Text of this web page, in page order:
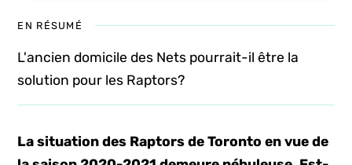
EN RÉSUMÉ
L'ancien domicile des Nets pourrait-il être la
solution pour les Raptors?
La situation des Raptors de Toronto en vue de